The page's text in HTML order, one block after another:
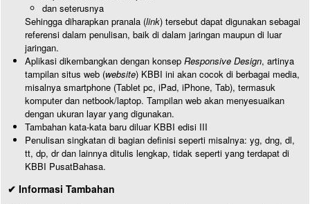
dan seterusnya
Sehingga diharapkan pranala (link) tersebut dapat digunakan sebagai
referensi dalam penulisan, baik di dalam jaringan maupun di luar
jaringan.
Aplikasi dikembangkan dengan konsep Responsive Design, artinya
tampilan situs web (website) KBBI ini akan cocok di berbagai media,
misalnya smartphone (Tablet pc, iPad, iPhone, Tab), termasuk
komputer dan netbook/laptop. Tampilan web akan menyesuaikan
dengan ukuran layar yang digunakan.
Tambahan kata-kata baru diluar KBBI edisi III
Penulisan singkatan di bagian definisi seperti misalnya: yg, dng, dl,
tt, dp, dr dan lainnya ditulis lengkap, tidak seperti yang terdapat di
KBBI PusatBahasa.
✔ Informasi Tambahan